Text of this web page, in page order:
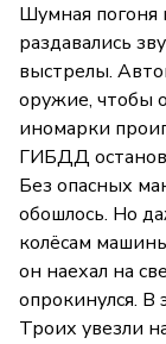
Шумная погоня
раздавались
выстрелы.
оружие, чтобы
иномарки
ГИБДД
Без опасных
обошлось. Но
колёсам
он наехал на
опрокинулся.
Троих увезли